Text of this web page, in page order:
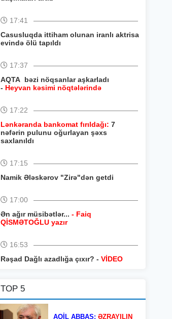
17:41
Casusluqda ittiham olunan iranlı aktrisa
evində ölü tapıldı
17:37
AQTA bəzi nöqsanlar aşkarladı
- Heyvan kəsimi nöqtələrində
17:22
Lənkəranda bankomat fırıldağı: 7
nəfərin pulunu oğurlayan şəxs
saxlanıldı
17:15
Namik Ələskərov "Zirə"dən getdi
17:00
Ən ağır müsibətlər... - Faiq
QİSMƏTOĞLU yazır
16:53
Rəşad Dağlı azadlığa çıxır? - VİDEO
TOP 5
AQİL ABBAS: ƏZRAYILIN